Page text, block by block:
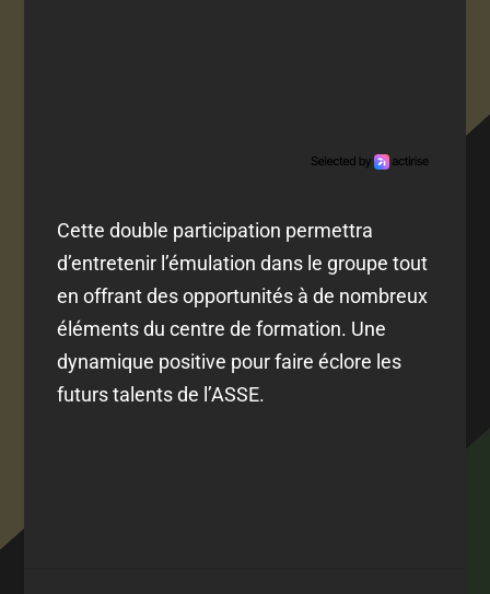
Cette double participation permettra
d’entretenir l’émulation dans le groupe tout
en offrant des opportunités à de nombreux
éléments du centre de formation. Une
dynamique positive pour faire éclore les
futurs talents de l’ASSE.